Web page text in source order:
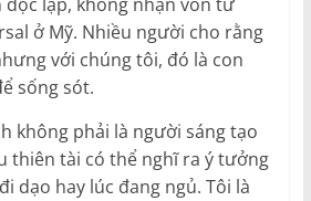
lập, không nhận vốn từ
ở Mỹ. Nhiều người cho rằng
với chúng tôi, đó là con
sống sót.
không phải là người sáng tạo
thiên tài có thể nghĩ ra ý tưởng
dạo hay lúc đang ngủ. Tôi là